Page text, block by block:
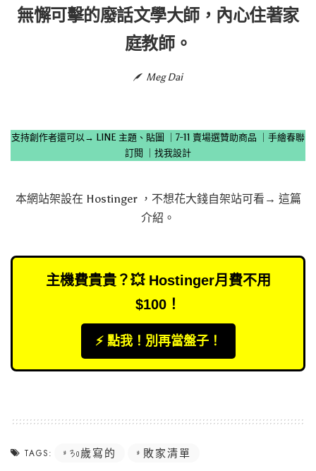
無懈可擊的廢話文學大師，內心住著家
庭教師。
Meg Dai
支持創作者還可以→ LINE 主題、貼圖 7-11 賣場選贊助商品
手繪春聯
訂閱
找我設計
本網站架設在 Hostinger，不想花大錢自架站可看→ 這篇
介紹 。
主機費貴貴？💥 Hostinger月費不用
$100！
⚡️ 點我！別再當盤子！
TAGS: 30歲寫的 敗家清單